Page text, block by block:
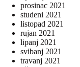
prosinac 2021
studeni 2021
listopad 2021
rujan 2021
lipanj 2021
svibanj 2021
travanj 2021